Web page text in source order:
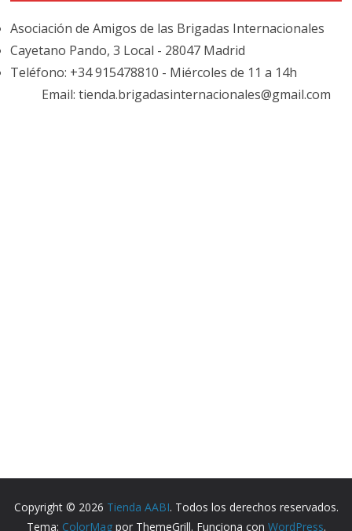
Asociación de Amigos de las Brigadas Internacionales
Cayetano Pando, 3 Local - 28047 Madrid
Teléfono: +34 915478810 - Miércoles de 11 a 14h
Email: tienda.brigadasinternacionales@gmail.com
Copyright © 2026 Tienda AABI. Todos los derechos reservados.
Tema: ColorMagpor ThemeGrill. Funciona con WordPress.